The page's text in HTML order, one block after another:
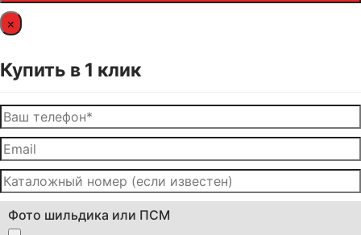
×
Купить в 1 клик
Фото шильдика или ПСМ